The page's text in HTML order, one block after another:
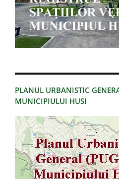
PLANUL URBANISTIC
MUNICIPIULUI HUSI